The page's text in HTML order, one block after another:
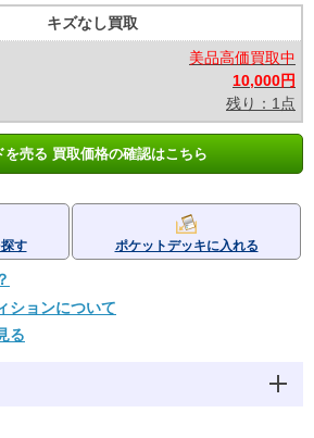
キズなし買取
美品高価買取中
10,000円
残り：1点
を売る 買取価格の確認はこちら
す ポケットデッキに入れる
ションについて
る